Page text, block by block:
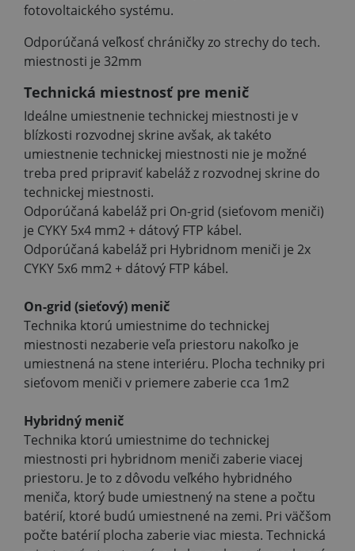
fotovoltaického systému.
Odporúčaná veľkosť chráničky zo strechy do tech.
miestnosti je 32mm
Technická miestnosť pre menič
Ideálne umiestnenie technickej miestnosti je v
blízkosti rozvodnej skrine avšak, ak takéto
umiestnenie technickej miestnosti nie je možné
treba pred pripraviť kabeláž z rozvodnej skrine do
technickej miestnosti.
Odporúčaná kabeláž pri On-grid (sieťovom meniči)
je CYKY 5x4 mm2 + dátový FTP kábel.
Odporúčaná kabeláž pri Hybridnom meniči je 2x
CYKY 5x6 mm2 + dátový FTP kábel.
On-grid (sieťový) menič
Technika ktorú umiestnime do technickej
miestnosti nezaberie veľa priestoru nakoľko je
umiestnená na stene interiéru. Plocha techniky pri
sieťovom meniči v priemere zaberie cca 1m2
Hybridný menič
Technika ktorú umiestnime do technickej
miestnosti pri hybridnom meniči zaberie viacej
priestoru. Je to z dôvodu veľkého hybridného
meniča, ktorý bude umiestnený na stene a počtu
batérií, ktoré budú umiestnené na zemi. Pri väčšom
počte batérií plocha zaberie viac miesta. Technická